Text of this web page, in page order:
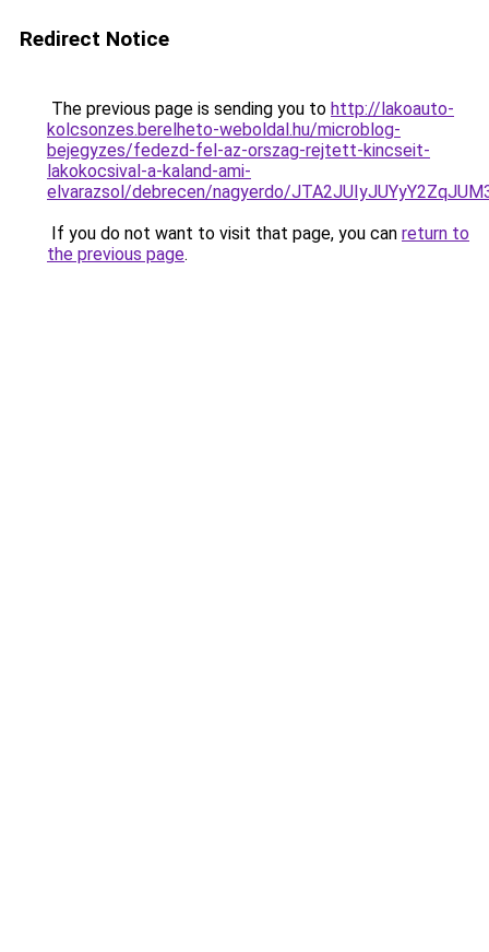
Redirect Notice
The previous page is sending you to http://lakoauto-
kolcsonzes.berelheto-weboldal.hu/microblog-
bejegyzes/fedezd-fel-az-orszag-rejtett-kincseit-
lakokocsival-a-kaland-ami-
elvarazsol/debrecen/nagyerdo/
If you do not want to visit that page, you can return to
the previous page.